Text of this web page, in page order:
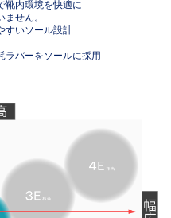
靴内環境を快適に
せん。
すいソール設計
ラバーをソールに採用